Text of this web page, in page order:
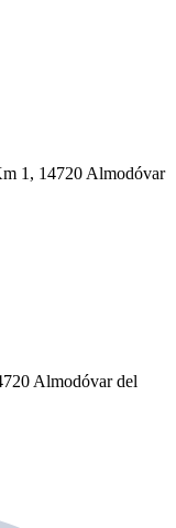
1, 14720 Almodóvar
Almodóvar del